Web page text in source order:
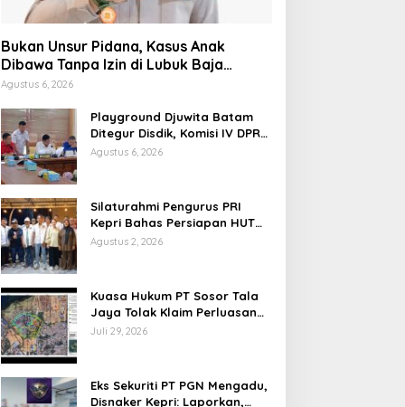
Bukan Unsur Pidana, Kasus Anak
Dibawa Tanpa Izin di Lubuk Baja
Dihentikan
Agustus 6, 2026
Playground Djuwita Batam
Ditegur Disdik, Komisi IV DPRD
Jadwalkan Sidak
Agustus 6, 2026
Silaturahmi Pengurus PRI
Kepri Bahas Persiapan HUT
Ke-1 dan Penguatan
Agustus 2, 2026
Kuasa Hukum PT Sosor Tala
Jaya Tolak Klaim Perluasan
Kampung Tua Batu Merah
Juli 29, 2026
Eks Sekuriti PT PGN Mengadu,
Disnaker Kepri: Laporkan,